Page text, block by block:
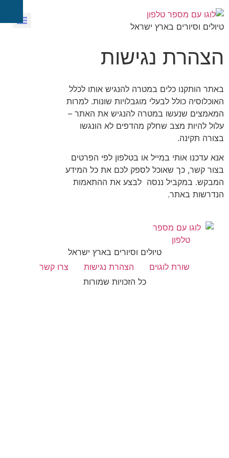
טיולים וסיורים בארץ ישראל
הצהרת נגישות
באתר הותקנו כלים במטרה להנגיש אותו לכלל
האוכלוסיה כולל לבעלי מוגבלויות שונות. למרות
המאמצים שנעשו במטרה להנגיש את האתר –
עלול להיות מצב שחלק מהדפים לא הונגשו
בצורה תקינה.
אנא עדכנו אותי במייל או בטלפון לפי הפרטים
בצור קשר, כך שאוכל לספק לכם את כל המידע
המבקש. במקביל ננסה לבצע את ההתאמות
הנדרשות באתר.
טיולים וסיורים בארץ ישראל
שורת לוגוים
הצהרת נגישות
צרו קשר
כל הזכויות שמורות